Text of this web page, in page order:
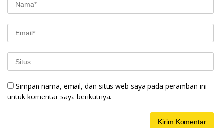
Simpan nama, email, dan situs web saya pada peramban ini
untuk komentar saya berikutnya.